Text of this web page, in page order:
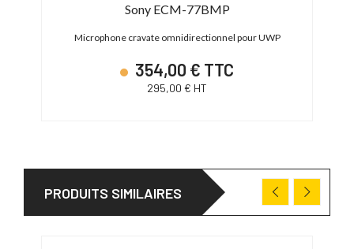
Sony ECM-77BMP
Microphone cravate omnidirectionnel pour UWP
354,00 € TTC
295,00 € HT
PRODUITS SIMILAIRES